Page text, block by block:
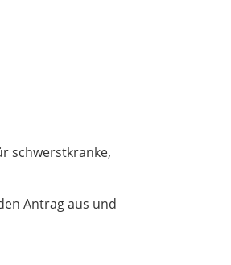
schwerstkranke,
Antrag aus und